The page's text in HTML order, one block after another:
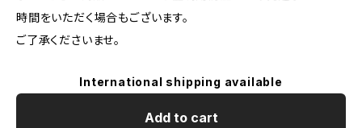
時間をいただく場合もございます。
ご了承くださいませ。
International shipping available
Add to cart